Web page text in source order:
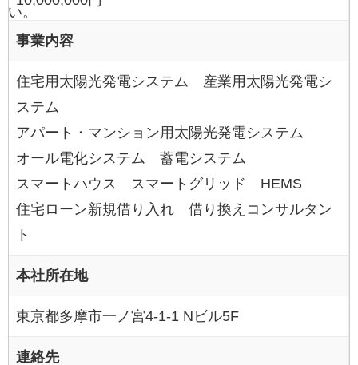
い。
事業内容
住宅用太陽光発電システム 産業用太陽光発電シ
ステム
アパート・マンション用太陽光発電システム
オール電化システム 蓄電システム
スマートハウス スマートグリッド HEMS
住宅ローン新規借り入れ 借り換えコンサルタン
ト
本社所在地
東京都多摩市一ノ宮4-1-1 Nビル5F
連絡先